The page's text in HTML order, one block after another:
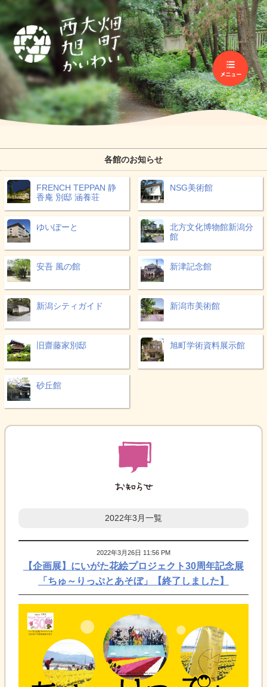
各館のお知らせ
FRENCH TEPPAN 静
香庵 別邸 涵養荘
NSG美術館
ゆいぽーと
北方文化博物館新潟分
館
安吾 風の館 新津記念館
新潟シティガイド 新潟市美術館
旧齋藤家別邸 旭町学術資料展示館
砂丘館
2022年3月一覧
2022年3月26日 11:56 PM
【企画展】にいがた花絵プロジェクト30周年記念展
「ちゅ～りっぷとあそぼ」【終了しました】